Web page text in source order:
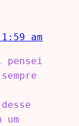
am
pensei